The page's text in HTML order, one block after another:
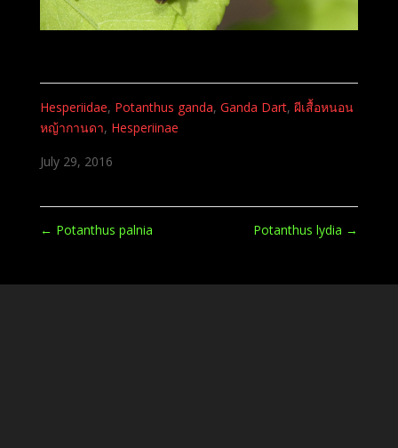
Hesperiidae, Potanthus ganda, Ganda Dart, ผีเสื้อหนอน
หญ้ากานดา, Hesperiinae
July 29, 2016
← Potanthus palnia Potanthus lydia →